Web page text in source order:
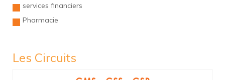
services financiers
Pharmacie
Les Circuits